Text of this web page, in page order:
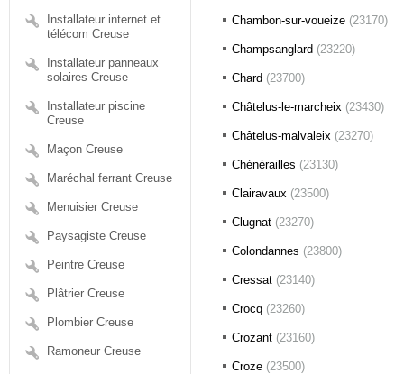
Installateur internet et
télécom Creuse
Installateur panneaux
solaires Creuse
Installateur piscine
Creuse
Maçon Creuse
Maréchal ferrant Creuse
Menuisier Creuse
Paysagiste Creuse
Peintre Creuse
Plâtrier Creuse
Plombier Creuse
Ramoneur Creuse
Chambon-sur-voueize (23170)
Champsanglard (23220)
Chard (23700)
Châtelus-le-marcheix (23430)
Châtelus-malvaleix (23270)
Chénérailles (23130)
Clairavaux (23500)
Clugnat (23270)
Colondannes (23800)
Cressat (23140)
Crocq (23260)
Crozant (23160)
Croze (23500)